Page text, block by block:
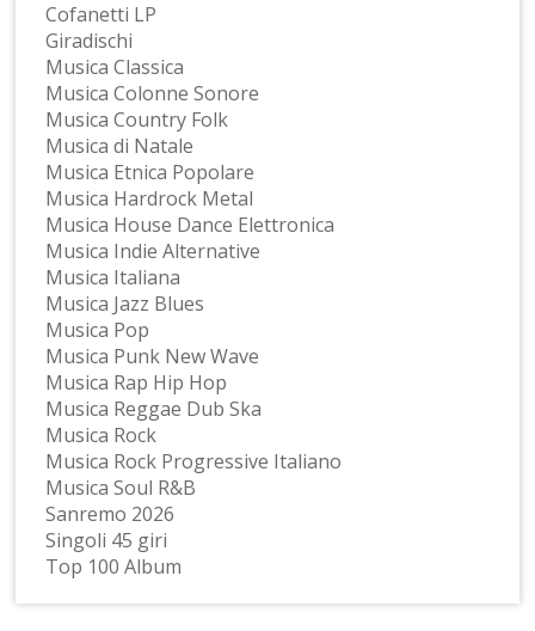
Cofanetti LP
Giradischi
Musica Classica
Musica Colonne Sonore
Musica Country Folk
Musica di Natale
Musica Etnica Popolare
Musica Hardrock Metal
Musica House Dance Elettronica
Musica Indie Alternative
Musica Italiana
Musica Jazz Blues
Musica Pop
Musica Punk New Wave
Musica Rap Hip Hop
Musica Reggae Dub Ska
Musica Rock
Musica Rock Progressive Italiano
Musica Soul R&B
Sanremo 2026
Singoli 45 giri
Top 100 Album